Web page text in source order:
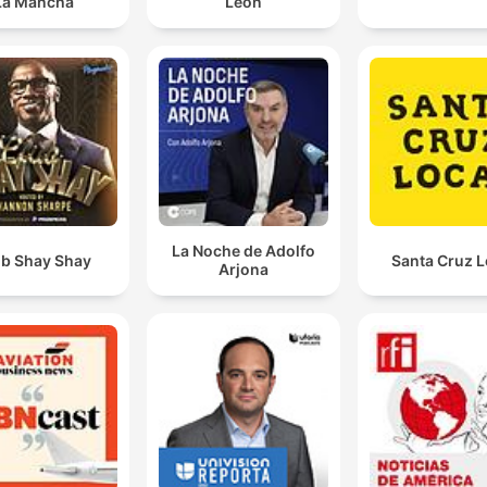
Shay Shay
La Noche de Adolfo
Arjona
Santa Cruz